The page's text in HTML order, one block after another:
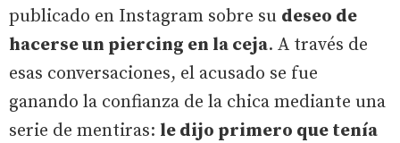
publicado en Instagram sobre su deseo de
hacerse un piercing en la ceja. A través de
esas conversaciones, el acusado se fue
ganando la confianza de la chica mediante una
serie de mentiras: le dijo primero que tenía